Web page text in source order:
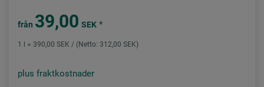
från 39,00 SEK *
1 l = 390,00 SEK / (Netto: 312,00 SEK)
plus fraktkostnader